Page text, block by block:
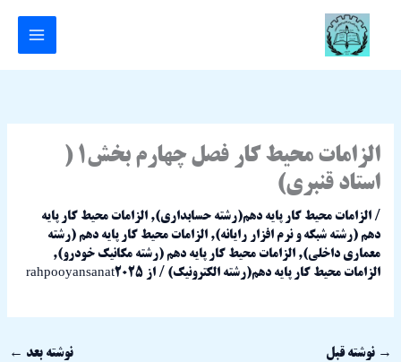
الزامات محیط کار فصل چهارم بخش1 (
استاد قنبری)
/الزامات محیط کار پایه دهم(رشته حسابداری),الزامات محیط کار پایه
دهم (رشته شبکه و نرم افزار رایانه),الزامات محیط کار پایه دهم (رشته
معماری داخلی),الزامات محیط کار پایه دهم (رشته مکانیک خودرو),
الزامات محیط کار پایه دهم(رشته الکترونیک) / از rahpooyansanat2025
→ نوشته قبل نوشته بعد ←